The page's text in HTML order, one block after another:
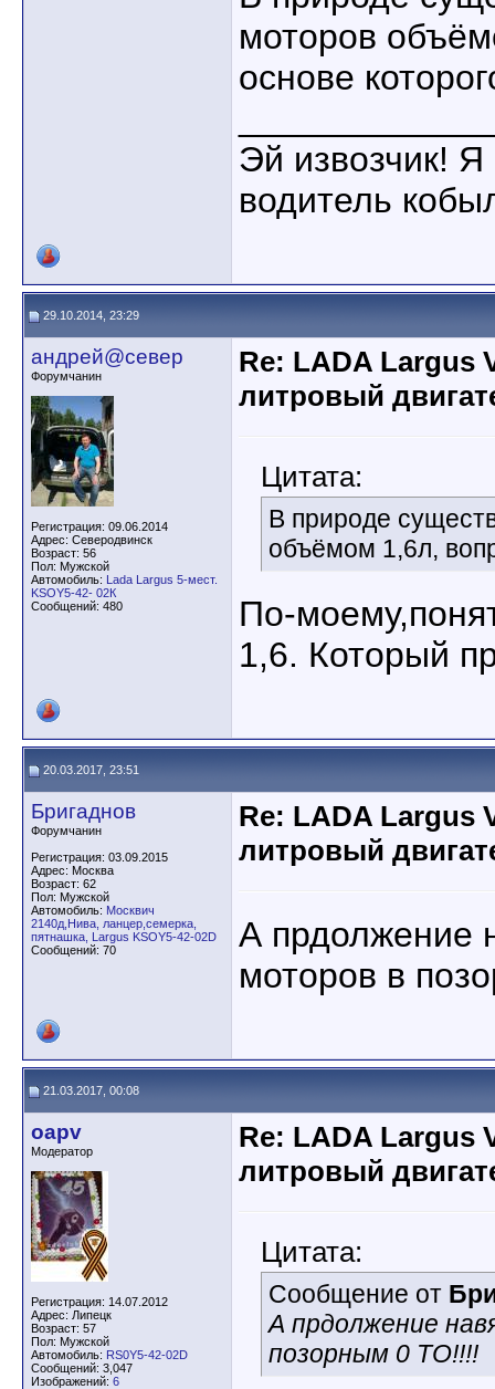
моторов
основе
Эй извозчик! Я
водитель
29.10.2014, 23:29
андрей@север
Форумчанин
Регистрация: 09.06.2014
Адрес: Северодвинск
Возраст: 56
Пол: Мужской
Автомобиль: Lada Largus 5-мест.
KSOY5-42- 02К
Сообщений: 480
Re: LADA Largus
литровый
Цитата:
В природе
объёмом 1,6л,
По-
1,6. Который
20.03.2017, 23:51
Бригаднов
Форумчанин
Регистрация: 03.09.2015
Адрес: Москва
Возраст: 62
Пол: Мужской
Автомобиль: Москвич
2140д,Нива, ланцер,семерка,
пятнашка, Largus KSOY5-42-02D
Сообщений: 70
Re: LADA Largus
литровый
А прдолжение
моторов в
21.03.2017, 00:08
oapv
Модератор
Регистрация: 14.07.2012
Адрес: Липецк
Возраст: 57
Пол: Мужской
Автомобиль: RS0Y5-42-02D
Сообщений: 3,047
Изображений: 6
Re: LADA Largus
литровый
Цитата:
Сообщение от
А прдолжение
позорным 0 ТО!!!!